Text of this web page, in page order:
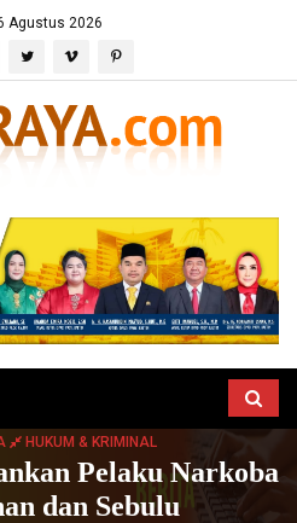
Agustus 2026
HUKUM & KRIMINAL
Pelaku Narkoba
dan Sebulu